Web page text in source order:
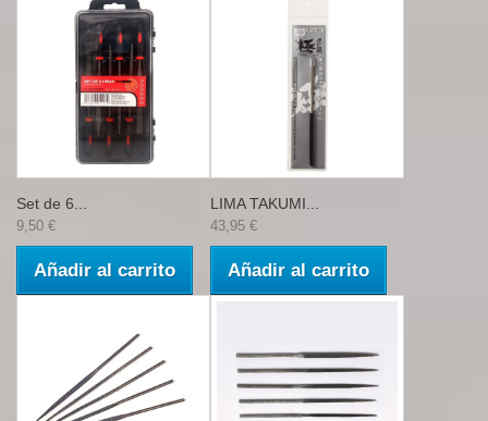
Set de 6...
9,50 €
Añadir al carrito
LIMA TAKUMI...
43,95 €
Añadir al carrito